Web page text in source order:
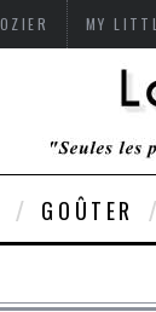
MY
GOÛTER